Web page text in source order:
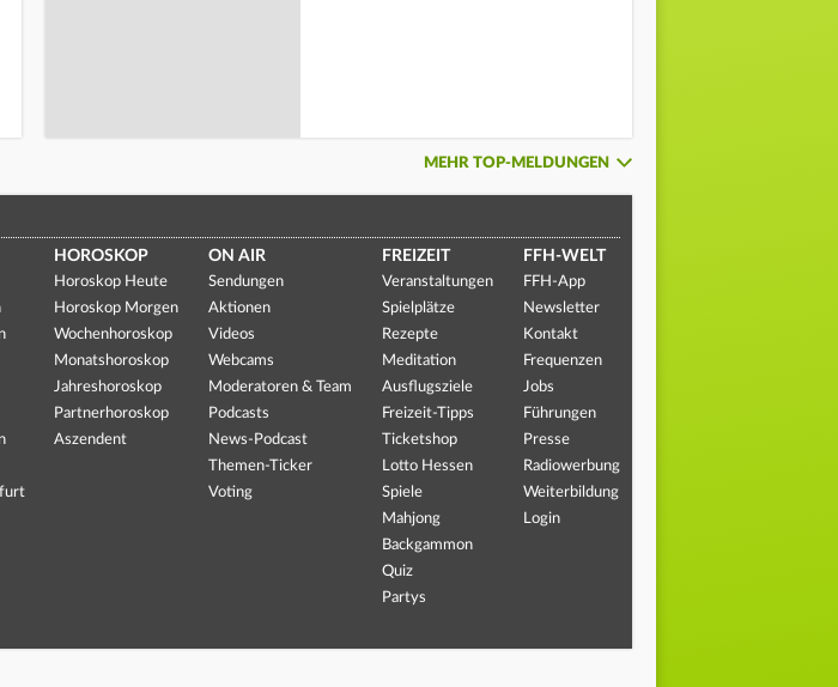
MEHR TOP-MELDUNGEN
HOROSKOP
Horoskop Heute
Horoskop Morgen
Wochenhoroskop
Monatshoroskop
Jahreshoroskop
Partnerhoroskop
Aszendent
ON AIR
Sendungen
Aktionen
Videos
Webcams
Moderatoren & Team
Podcasts
News-Podcast
Themen-Ticker
Voting
FREIZEIT
Veranstaltungen
Spielplätze
Rezepte
Meditation
Ausflugsziele
Freizeit-Tipps
Ticketshop
Lotto Hessen
Spiele
Mahjong
Backgammon
Quiz
Partys
FFH-WELT
FFH-App
Newsletter
Kontakt
Frequenzen
Jobs
Führungen
Presse
Radiowerbung
Weiterbildung
Login